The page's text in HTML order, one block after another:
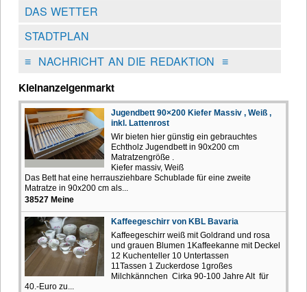
DAS WETTER
STADTPLAN
≡NACHRICHT AN DIE REDAKTION ≡
Kleinanzeigenmarkt
Jugendbett 90×200 Kiefer Massiv , Weiß ,
inkl. Lattenrost
Wir bieten hier günstig ein gebrauchtes
Echtholz Jugendbett in 90x200 cm
Matratzengröße .
Kiefer massiv, Weiß
Das Bett hat eine herrausziehbare Schublade für eine zweite
Matratze in 90x200 cm als...
38527 Meine
Kaffeegeschirr von KBL Bavaria
Kaffeegeschirr weiß mit Goldrand und rosa
und grauen Blumen 1Kaffeekanne mit Deckel
12 Kuchenteller 10 Untertassen
11Tassen 1 Zuckerdose 1großes
Milchkännchen Cirka 90-100 Jahre Alt für
40.-Euro zu...